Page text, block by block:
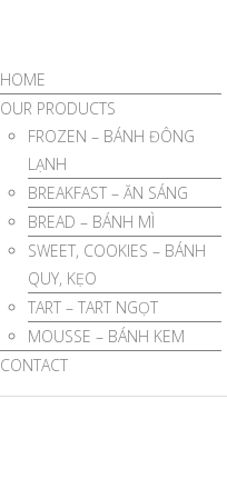
HOME
OUR PRODUCTS
FROZEN – BÁNH ĐÔNG
LẠNH
BREAKFAST – ĂN SÁNG
BREAD – BÁNH MÌ
SWEET, COOKIES – BÁNH
QUY, KẸO
TART – TART NGỌT
MOUSSE – BÁNH KEM
CONTACT